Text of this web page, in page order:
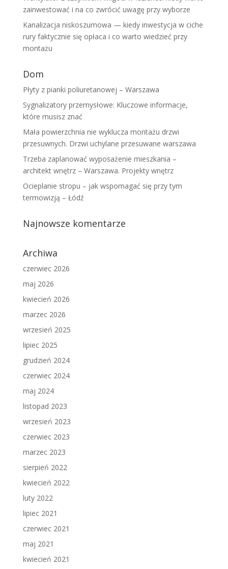
zainwestować i na co zwrócić uwagę przy wyborze
Kanalizacja niskoszumowa — kiedy inwestycja w ciche
rury faktycznie się opłaca i co warto wiedzieć przy
montażu
Dom
Płyty z pianki poliuretanowej – Warszawa
Sygnalizatory przemysłowe: Kluczowe informacje,
które musisz znać
Mała powierzchnia nie wyklucza montażu drzwi
przesuwnych. Drzwi uchylane przesuwane warszawa
Trzeba zaplanować wyposażenie mieszkania –
architekt wnętrz – Warszawa. Projekty wnętrz
Ocieplanie stropu – jak wspomagać się przy tym
termowizją – Łódź
Najnowsze komentarze
Archiwa
czerwiec 2026
maj 2026
kwiecień 2026
marzec 2026
wrzesień 2025
lipiec 2025
grudzień 2024
czerwiec 2024
maj 2024
listopad 2023
wrzesień 2023
czerwiec 2023
marzec 2023
sierpień 2022
kwiecień 2022
luty 2022
lipiec 2021
czerwiec 2021
maj 2021
kwiecień 2021